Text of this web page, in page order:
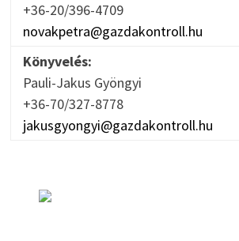
+36-20/396-4709
novakpetra@gazdakontroll.hu
Könyvelés:
Pauli-Jakus Gyöngyi
+36-70/327-8778
jakusgyongyi@gazdakontroll.hu